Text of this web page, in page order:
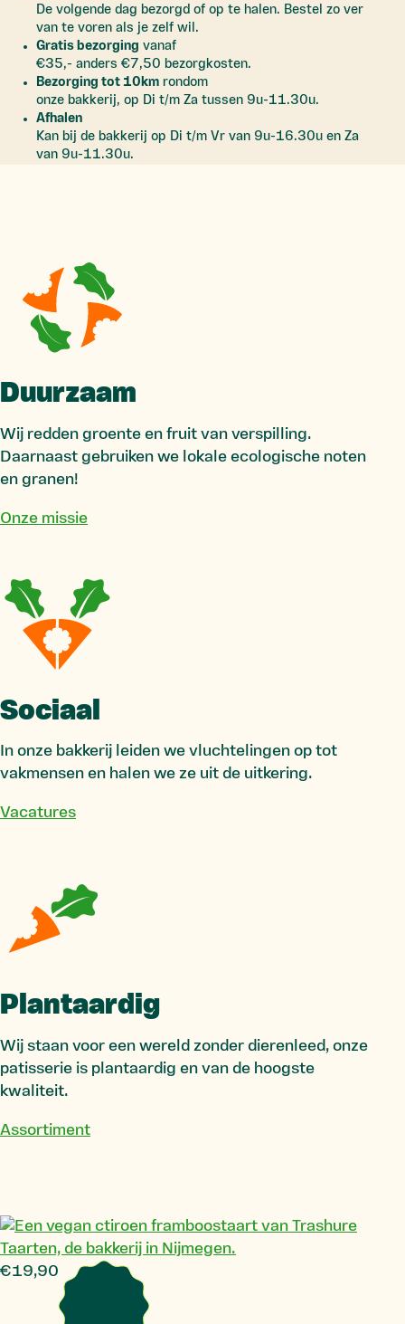
De volgende dag bezorgd of op te halen. Bestel zo ver
van te voren als je zelf wil.
Gratis bezorging vanaf
€35,- anders €7,50 bezorgkosten.
Bezorging tot 10km rondom
onze bakkerij, op Di t/m Za tussen 9u-11.30u.
Afhalen
Kan bij de bakkerij op Di t/m Vr van 9u-16.30u en Za
van 9u-11.30u.
Duurzaam
Wij redden groente en fruit van verspilling.
Daarnaast gebruiken we lokale ecologische noten
en granen!
Onze missie
Sociaal
In onze bakkerij leiden we vluchtelingen op tot
vakmensen en halen we ze uit de uitkering.
Vacatures
Plantaardig
Wij staan voor een wereld zonder dierenleed, onze
patisserie is plantaardig en van de hoogste
kwaliteit.
Assortiment
€19,90